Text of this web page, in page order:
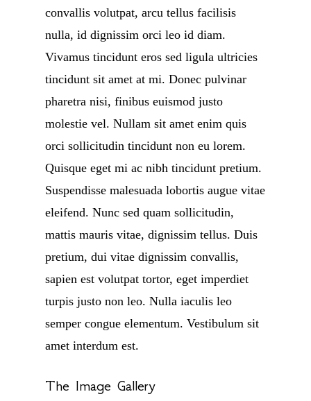
convallis volutpat, arcu tellus facilisis
nulla, id dignissim orci leo id diam.
Vivamus tincidunt eros sed ligula ultricies
tincidunt sit amet at mi. Donec pulvinar
pharetra nisi, finibus euismod justo
molestie vel. Nullam sit amet enim quis
orci sollicitudin tincidunt non eu lorem.
Quisque eget mi ac nibh tincidunt pretium.
Suspendisse malesuada lobortis augue vitae
eleifend. Nunc sed quam sollicitudin,
mattis mauris vitae, dignissim tellus. Duis
pretium, dui vitae dignissim convallis,
sapien est volutpat tortor, eget imperdiet
turpis justo non leo. Nulla iaculis leo
semper congue elementum. Vestibulum sit
amet interdum est.
The Image Gallery